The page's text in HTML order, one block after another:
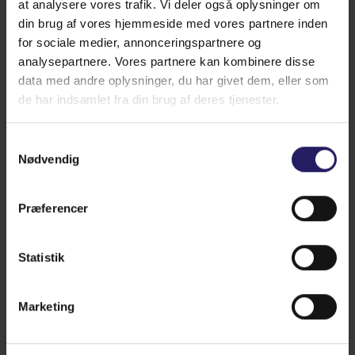
at analysere vores trafik. Vi deler også oplysninger om
din brug af vores hjemmeside med vores partnere inden
for sociale medier, annonceringspartnere og
analysepartnere. Vores partnere kan kombinere disse
data med andre oplysninger, du har givet dem, eller som
de har indsamlet fra din brug af deres tjenester.
Nødvendig
Præferencer
Statistik
Marketing
Hvad leder du efter?
udsatte for at få skrammer eller skader på deres poter idet
de ofte er i fuld firspring over forskelligt mere eller mindre
hensigtsmæssigt underlag, og så "render de jo uden sko"
som min datter siger.
Læs mere her